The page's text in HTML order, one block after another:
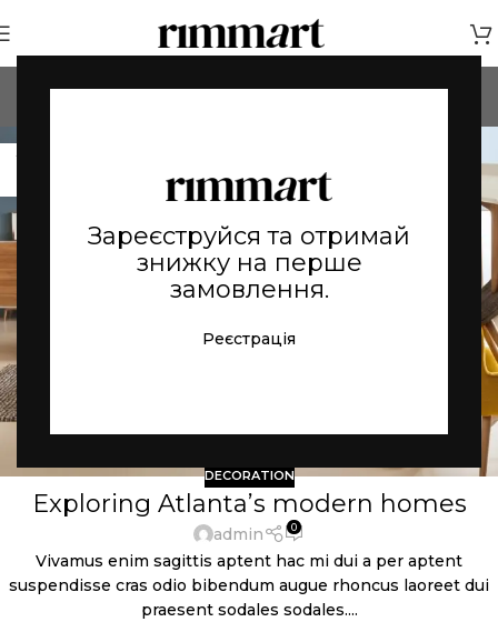
Зареєструйся та отримай
знижку на перше
замовлення.
Реєстрація
Tag Archives: Guide
27
DECORATION
Exploring Atlanta’s modern homes
admin 0
Vivamus enim sagittis aptent hac mi dui a per aptent
suspendisse cras odio bibendum augue rhoncus laoreet dui
praesent sodales sodales....